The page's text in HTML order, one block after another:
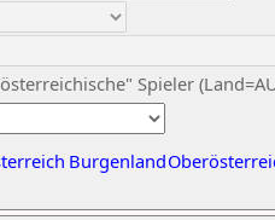
Spieler
Burgenland